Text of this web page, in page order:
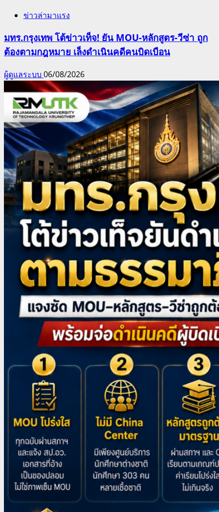
ข่าวล่ามาแรง
มทร.กรุงเทพ โต้ข่าวเท็จ! ยัน MOU-หลักสูตร-วีซ่า ถูก
ต้องตามกฎหมาย เล็งดำเนินคดีคนบิดเบือน
ผู้ดูแลระบบ 06/08/2026